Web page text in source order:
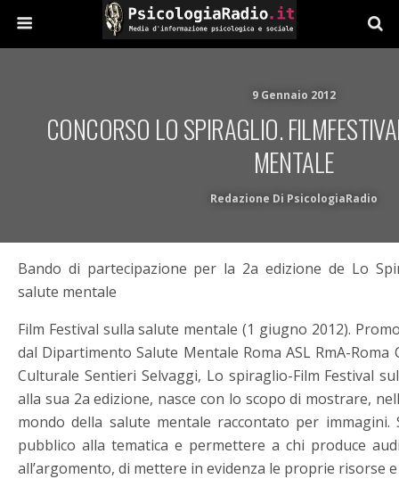
9 Gennaio 2012
CONCORSO LO SPIRAGLIO.
MENTALE
Redazione Di PsicologiaRadio
Bando di partecipazione per la 2a edizione de Lo
salute mentale
Film Festival sulla salute mentale (1 giugno 2012).
dal Dipartimento Salute Mentale Roma ASL RmA-Roma
Culturale Sentieri Selvaggi, Lo spiraglio-Film Festival
alla sua 2a edizione, nasce con lo scopo di mostrare,
mondo della salute mentale raccontato per immagini.
pubblico alla tematica e permettere a chi produce
all’argomento, di mettere in evidenza le proprie risorse